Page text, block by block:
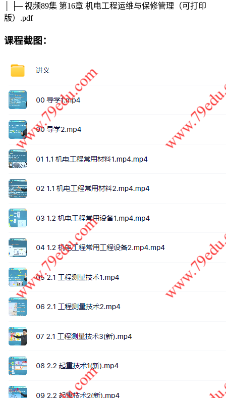
│ ├─ 视频89集 第16章 机电工程运维与保修管理（可打印
版）.pdf
课程截图：